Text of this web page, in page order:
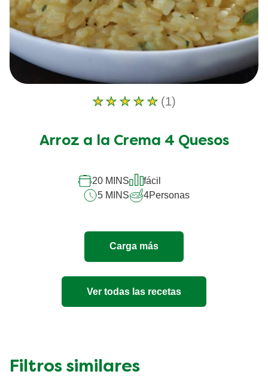
La
de
a
la
Crema
5.0
de
de
1
calificaciones.
(1)
Arroz a la Crema 4 Quesos
20 MINS
fácil
5 MINS
4Personas
Carga más
Ver todas las recetas
Filtros similares